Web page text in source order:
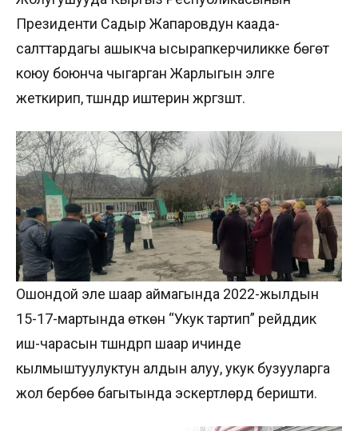
Президенти Садыр Жапаровдун каада-
салттардагы ашыкча ысырапкерчиликке бөгөт
коюу боюнча чыгарган Жарлыгын элге
жеткирип, түшүндүрүү иштерин жүргүзүштү.
Ошондой эле шаар аймагында 2022-жылдын
15-17-мартында өткөн “Укук тартип” рейддик
иш-чарасын түшүндүрүп шаар ичинде
кылмыштуулуктун алдын алуу, укук бузууларга
жол бербөө багытында эскертүүлөрдү беришти.